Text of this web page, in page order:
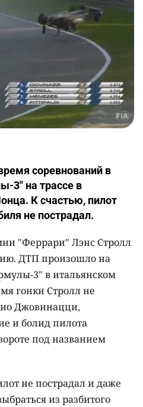
соревнований в
3" на трассе в
К счастью, пилот
не пострадал.
"Феррари" Лэнс Стролл
ДТП произошло на
3" в итальянском
гонки Стролл не
Джовинацци,
и болид пилота
под названием
не пострадал и даже
из разбитого